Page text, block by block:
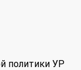
политики УР